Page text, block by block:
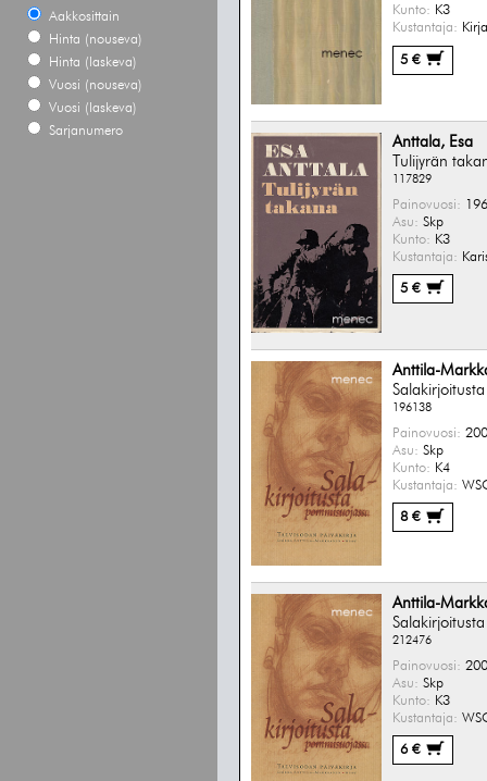
Aakkosittain
Hinta (nouseva)
Hinta (laskeva)
Vuosi (nouseva)
Vuosi (laskeva)
Sarjanumero
Kunto: K3
Kustantaja:
5 €
Anttala, Esa
Tulijyrän
117829
Painovuosi:
Asu: Skp
Kunto: K3
Kustantaja:
5 €
Anttila-
196138
Painovuosi:
Asu: Skp
Kunto: K4
Kustantaja:
8 €
Anttila-
212476
Painovuosi:
Asu: Skp
Kunto: K3
Kustantaja:
6 €